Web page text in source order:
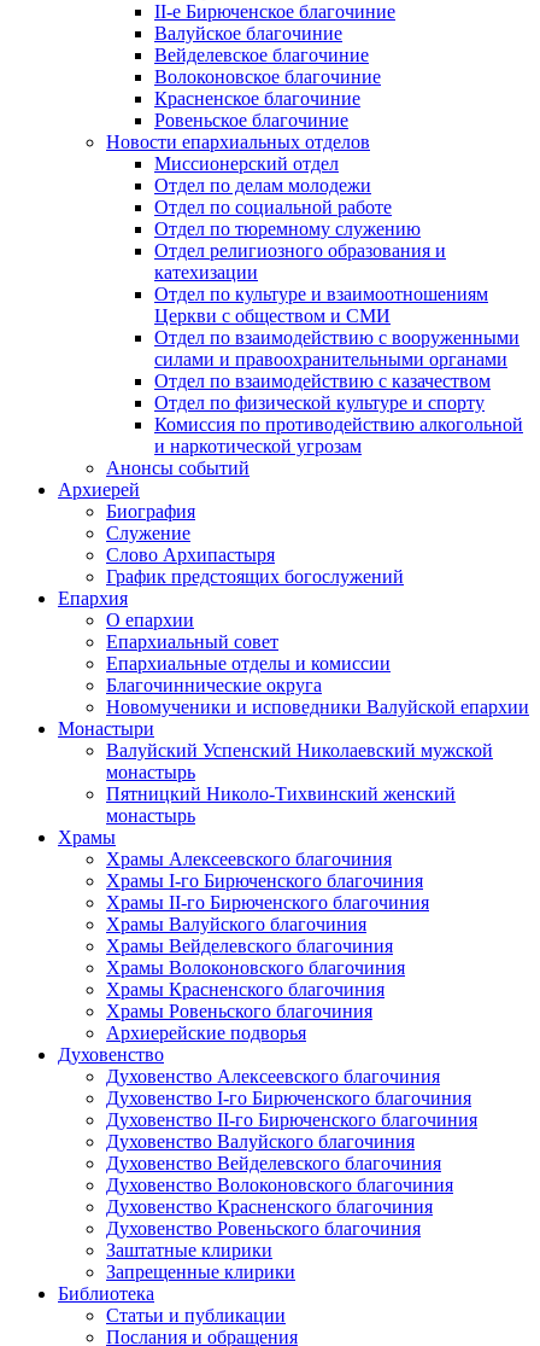
II-е Бирюченское благочиние
Валуйское благочиние
Вейделевское благочиние
Волоконовское благочиние
Красненское благочиние
Ровеньское благочиние
Новости епархиальных отделов
Миссионерский отдел
Отдел по делам молодежи
Отдел по социальной работе
Отдел по тюремному служению
Отдел религиозного образования и
катехизации
Отдел по культуре и взаимоотношениям
Церкви с обществом и СМИ
Отдел по взаимодействию с вооруженными
силами и правоохранительными органами
Отдел по взаимодействию с казачеством
Отдел по физической культуре и спорту
Комиссия по противодействию алкогольной
и наркотической угрозам
Анонсы событий
Архиерей
Биография
Служение
Слово Архипастыря
График предстоящих богослужений
Епархия
О епархии
Епархиальный совет
Епархиальные отделы и комиссии
Благочиннические округа
Новомученики и исповедники Валуйской епархии
Монастыри
Валуйский Успенский Николаевский мужской
монастырь
Пятницкий Николо-Тихвинский женский
монастырь
Храмы
Храмы Алексеевского благочиния
Храмы I-го Бирюченского благочиния
Храмы II-го Бирюченского благочиния
Храмы Валуйского благочиния
Храмы Вейделевского благочиния
Храмы Волоконовского благочиния
Храмы Красненского благочиния
Храмы Ровеньского благочиния
Архиерейские подворья
Духовенство
Духовенство Алексеевского благочиния
Духовенство I-го Бирюченского благочиния
Духовенство II-го Бирюченского благочиния
Духовенство Валуйского благочиния
Духовенство Вейделевского благочиния
Духовенство Волоконовского благочиния
Духовенство Красненского благочиния
Духовенство Ровеньского благочиния
Заштатные клирики
Запрещенные клирики
Библиотека
Статьи и публикации
Послания и обращения